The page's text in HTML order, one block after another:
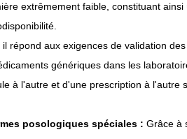
extrêmement faible, constituant
répond aux exigences de validation
génériques dans les
à l'autre et d'une prescription à l'autre
posologiques spéciales : Grâce à